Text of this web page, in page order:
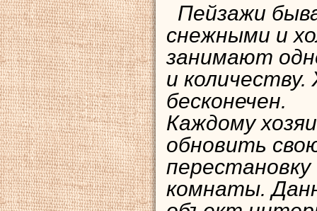
Пейзажи
снежными и
занимают
и
бесконечен.
Каждому
обновить
комнаты.